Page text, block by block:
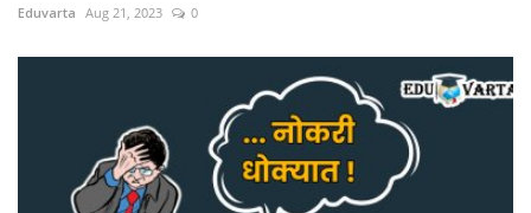
Eduvarta Aug 21, 2023 0